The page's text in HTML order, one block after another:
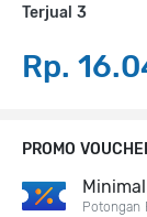
Terjual 3
Rp.
PROMO
Potongan